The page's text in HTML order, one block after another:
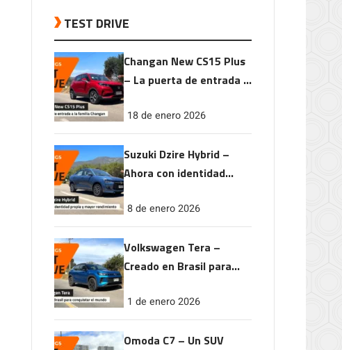
TEST DRIVE
Changan New CS15 Plus
– La puerta de entrada a
18 de enero 2026
Suzuki Dzire Hybrid –
Ahora con identidad
rendimiento
8 de enero 2026
Volkswagen Tera –
Creado en Brasil para
1 de enero 2026
Omoda C7 – Un SUV